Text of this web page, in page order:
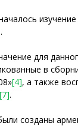
.
для
в
[4], а также
[7].
созданы